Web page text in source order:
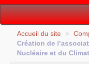
Vie politique
Lutter, Unir...
Accueil du site >
Création de
Nucléaire et du